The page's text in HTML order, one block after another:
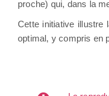
proche) qui, dans la
Cette initiative illustre
optimal, y compris en